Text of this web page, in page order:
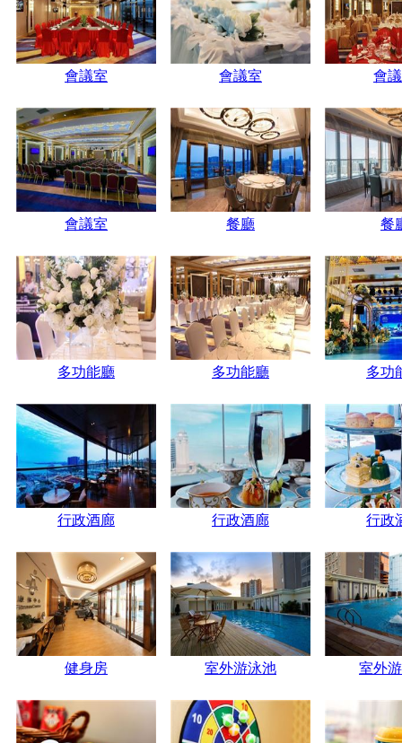
會議室 會議室 會
會議室 餐廳 餐
多功能廳 多功能廳 多功
行政酒廊 行政酒廊 行政
健身房 室外游泳池 室外